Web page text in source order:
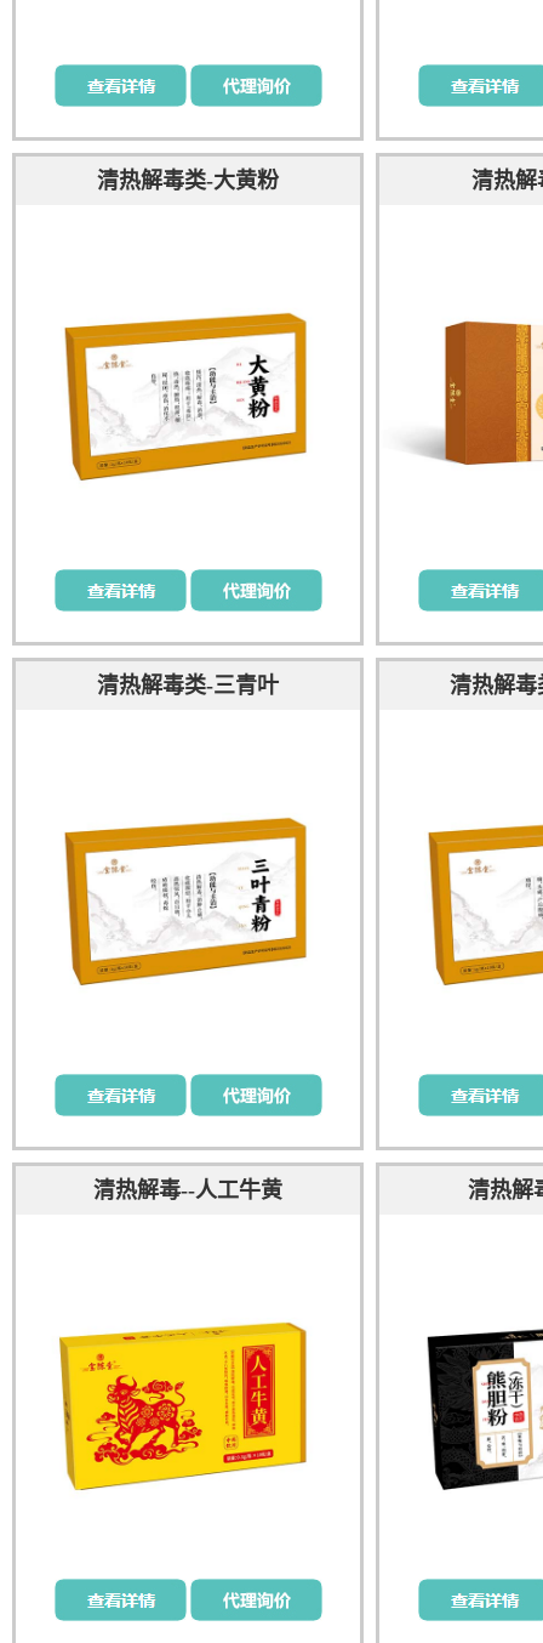
清热解毒类-大黄粉 清热解
清热解毒类-三青叶 清热解毒
清热解毒--人工牛黄 清热解